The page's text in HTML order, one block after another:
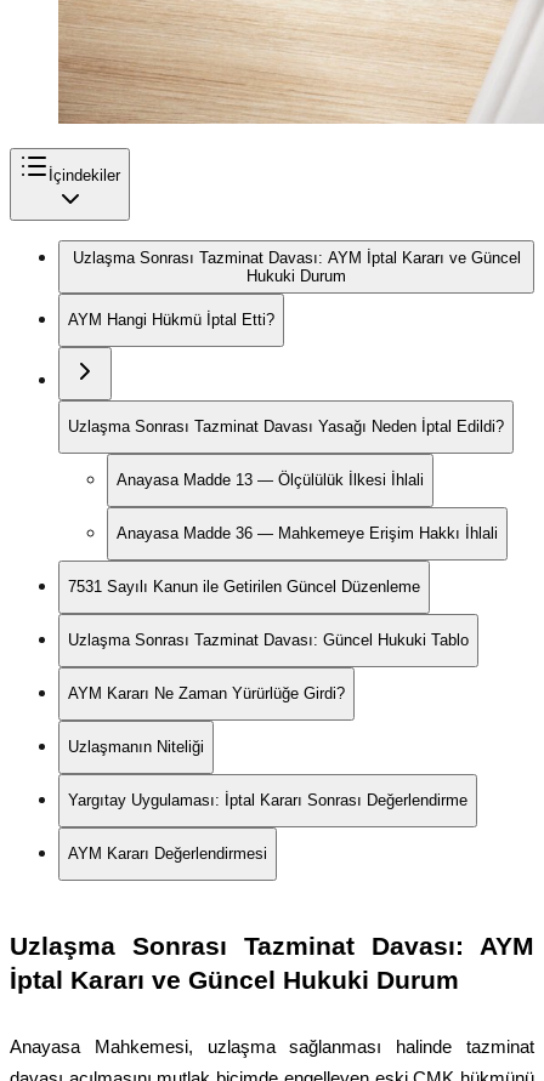
İçindekiler
Uzlaşma Sonrası Tazminat Davası: AYM İptal Kararı ve Güncel
Hukuki Durum
AYM Hangi Hükmü İptal Etti?
Uzlaşma Sonrası Tazminat Davası Yasağı Neden İptal Edildi?
Anayasa Madde 13 — Ölçülülük İlkesi İhlali
Anayasa Madde 36 — Mahkemeye Erişim Hakkı İhlali
7531 Sayılı Kanun ile Getirilen Güncel Düzenleme
Uzlaşma Sonrası Tazminat Davası: Güncel Hukuki Tablo
AYM Kararı Ne Zaman Yürürlüğe Girdi?
Uzlaşmanın Niteliği
Yargıtay Uygulaması: İptal Kararı Sonrası Değerlendirme
AYM Kararı Değerlendirmesi
Uzlaşma Sonrası Tazminat Davası: AYM
İptal Kararı ve Güncel Hukuki Durum
Anayasa Mahkemesi, uzlaşma sağlanması halinde tazminat